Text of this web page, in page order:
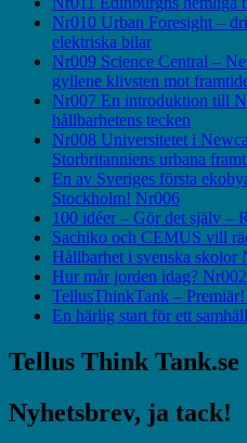
Nr010 Urban Foresight –
elektriska bilar
Nr009 Science Central –
gyllene klivsten mot
Nr007 En introduktion till
hållbarhetens tecken
Nr008 Universitetet i
Storbritanniens urbana
En av Sveriges första
Stockholm! Nr006
100 idéer – Gör det själv –
Sachiko och CEMUS vill
Hållbarhet i svenska skolor
Hur mår jorden idag? Nr002
TellusThinkTank –
En härlig start för ett
Tellus Think Tank.se
Nyhetsbrev, ja tack!